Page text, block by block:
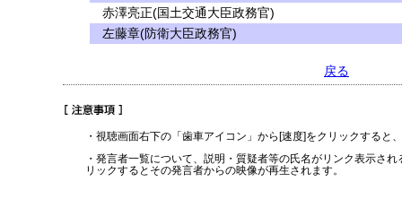
赤澤亮正(国土交通大臣政務官)
左藤章(防衛大臣政務官)
戻る
・視聴画面右下の「歯車アイコン」から[速度]をクリックすると
・発言者一覧について、説明・質疑者等の氏名がリンク表示さ
リックするとその発言者からの映像が再生されます。